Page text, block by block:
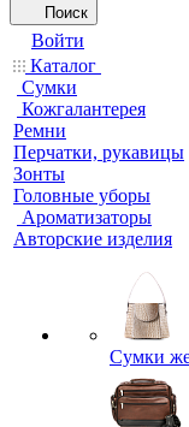
Поиск
Войти
Каталог
Сумки
Кожгалантерея
Ремни
Перчатки, рукавицы
Зонты
Головные уборы
Ароматизаторы
Авторские изделия
Сумки